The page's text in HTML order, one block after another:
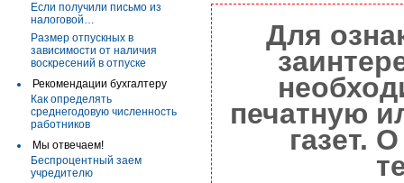
Если получили письмо из
налоговой…
Размер отпускных в
зависимости от наличия
воскресений в отпуске
Рекомендации бухгалтеру
Как определять
среднегодовую численность
работников
Мы отвечаем!
Беспроцентный заем
учредителю
Для
печатную
газет.